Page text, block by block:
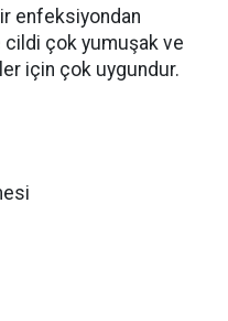
enfeksiyondan
cildi çok yumuşak ve
için çok uygundur.